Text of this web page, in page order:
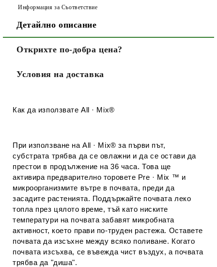
Информация за Съответствие
Детайлно описание
Открихте по-добра цена?
Условия на доставка
Как да използвате All · Mix®
При използване наAll · Mix®за първи път,
субстрата трябва да се овлажни и да се остави да
престои в продължение на 36 часа. Това ще
активира предварително торовете Pre · Mix ™ и
микроорганизмите вътре в почвата, преди да
засадите растенията. Поддържайте почвата леко
топла през цялото време, тъй като ниските
температури на почвата забавят микробната
активност, което прави по-труден растежа. Оставете
почвата да изсъхне между всяко поливане. Когато
почвата изсъхва, се въвежда чист въздух, а почвата
трябва да "диша".